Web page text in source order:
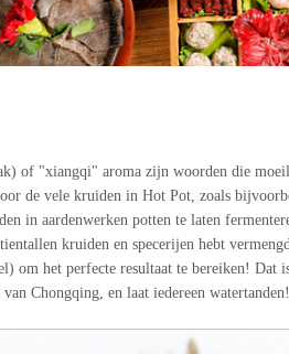
of "xiangqi" aroma zijn woorden die
de vele kruiden in Hot Pot, zoals
in aardenwerken potten te laten
kruiden en specerijen hebt
om het perfecte resultaat te bereiken!
Chongqing, en laat iedereen watertanden!